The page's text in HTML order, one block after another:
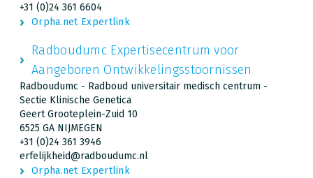
+31 (0)24 361 6604
Orpha.net Expertlink
Radboudumc Expertisecentrum voor
Aangeboren Ontwikkelingsstoornissen
Radboudumc - Radboud universitair medisch centrum -
Sectie Klinische Genetica
Geert Grooteplein-Zuid 10
6525 GA NIJMEGEN
+31 (0)24 361 3946
erfelijkheid@radboudumc.nl
Orpha.net Expertlink